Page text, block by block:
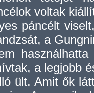
voltak
páncélt
a
a legjobb
ült. Amit ők